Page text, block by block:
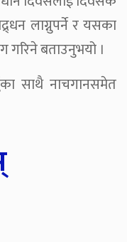
लाग्नुपर्ने र यसका
गरिने बताउनुभयो ।
साथै नाचगानसमेत